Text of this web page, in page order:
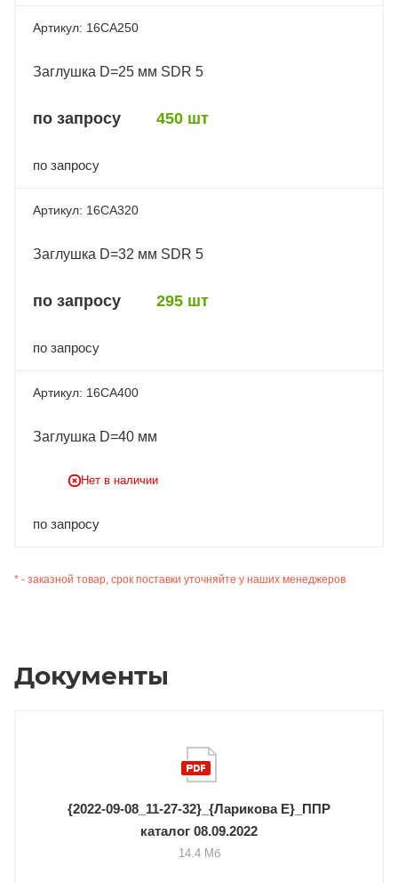
16CA250
Заглушка D=25 мм SDR 5
по запросу 450 шт
по запросу
16CA320
Заглушка D=32 мм SDR 5
по запросу 295 шт
по запросу
16CA400
Заглушка D=40 мм
Нет в наличии
по запросу
* - заказной товар, срок поставки уточняйте у наших менеджеров
Документы
{2022-09-08_11-27-32}_{Ларикова Е}_ППР
каталог 08.09.2022
14.4 Мб